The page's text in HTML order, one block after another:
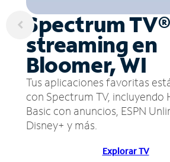
Spectrum
streaming en
Bloomer, WI
Tus aplicaciones favoritas
con Spectrum TV, incluyendo
Basic con anuncios, ESPN
Disney+ y más.
Explorar TV